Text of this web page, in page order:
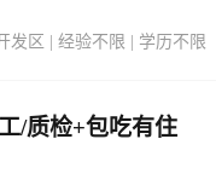
发区 | 经验不限 | 学历不限
/质检+包吃有住